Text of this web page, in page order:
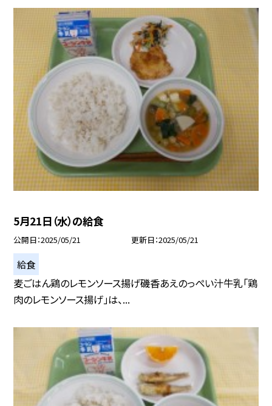
5月21日（水）の給食
公開日 2025/05/21 更新日 2025/05/21
給食
麦ごはん鶏のレモンソース揚げ磯香あえのっぺい汁牛乳「鶏
肉のレモンソース揚げ」は、...